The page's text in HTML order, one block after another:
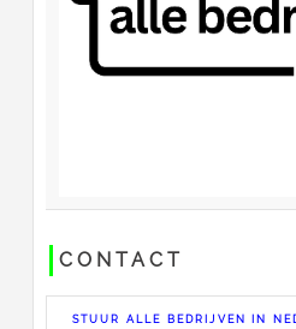
CONTACT
STUUR ALLE BEDRIJVEN IN